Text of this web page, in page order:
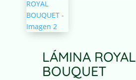
LÁMINA ROYAL
BOUQUET